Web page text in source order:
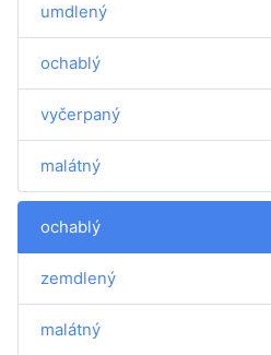
umdlený
ochablý
vyčerpaný
malátný
ochablý
zemdlený
malátný